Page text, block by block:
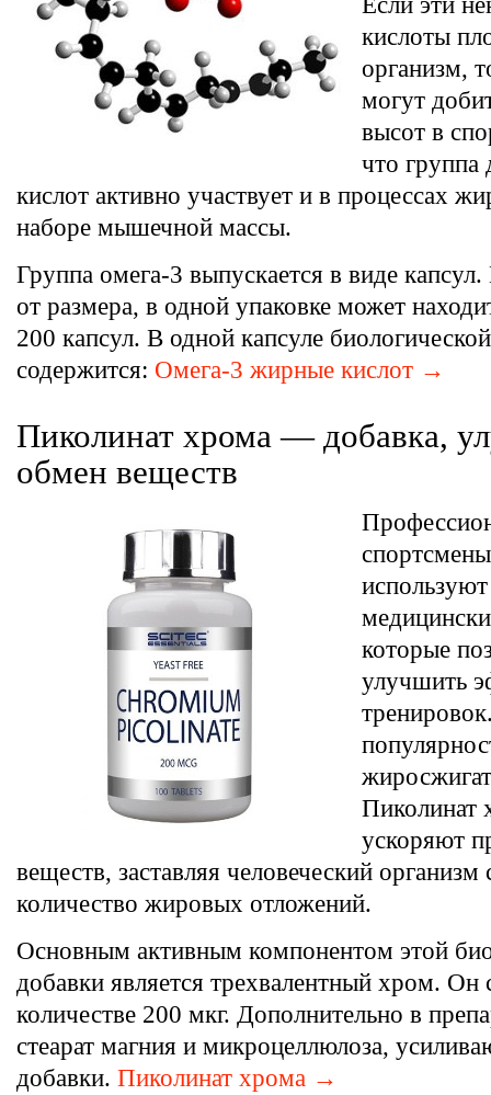
кислоты
организм,
могут
высот в
что
кислот активно участвует и в процессах
наборе мышечной массы.
Группа омега-3 выпускается в виде
от размера, в одной упаковке может
200 капсул. В одной капсуле
содержится: Омега-3 жирные кислот →
Пиколинат хрома — добавка,
обмен веществ
которые
улучшить
Пиколинат
ускоряют
веществ, заставляя человеческий
количество жировых отложений.
Основным активным компонентом этой
добавки является трехвалентный хром. Он
количестве 200 мкг. Дополнительно в
стеарат магния и микроцеллюлоза,
добавки. Пиколинат хрома →